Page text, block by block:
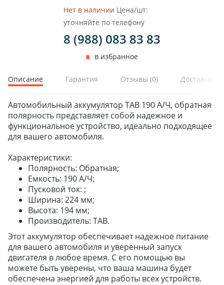
ЗИМНИЕ
ЛЕТНИЕ
ДЛЯ ГРУЗОВЫХ АВТО
ДЛЯ СПЕЦТЕХНИКИ
ЛИТЫЕ
ШТАМПОВАНЫЕ
ДЛЯ ГРУЗОВЫХ АВТО
ДЛЯ ГРУЗОВЫХ АВТО
ДЛЯ ЛЕГКОВЫХ АВТО
ШИНЫ
ДИСКИ
АККУМУЛЯТОРЫ
Нет в наличии Цена/шт:
уточняйте по телефону
8 (988) 083 83 83
в избранное
Описание Гарантия Отзывы (0) Доставка и
Автомобильный аккумулятор TAB 190 А/Ч, обратная
полярность представляет собой надежное и
функциональное устройство, идеально подходящее
для вашего автомобиля.
Характеристики:
Полярность: Обратная;
Емкость: 190 А/Ч;
Пусковой ток: ;
Ширина: 224 мм;
Высота: 194 мм;
Производитель: TAB.
Этот аккумулятор обеспечивает надежное питание
для вашего автомобиля и уверенный запуск
двигателя в любое время. С его помощью вы
можете быть уверены, что ваша машина будет
обеспечена энергией для работы всех устройств.